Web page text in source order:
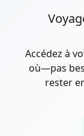
Accédez à
où—pas
rester